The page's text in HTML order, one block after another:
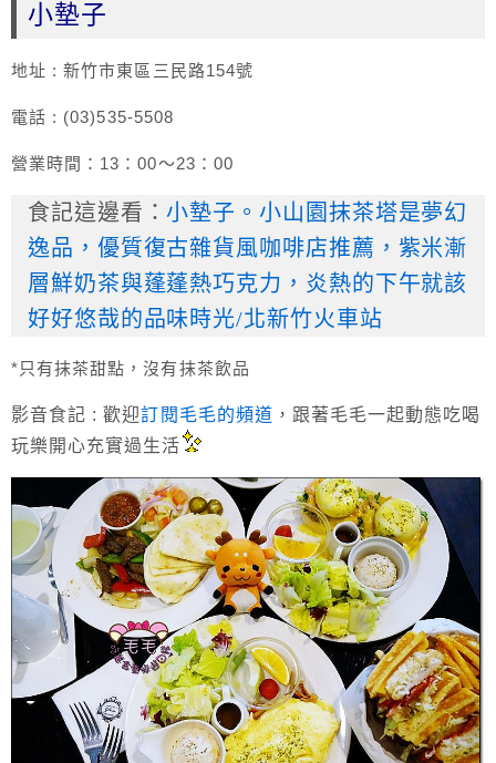
小墊子
地址 : 新竹市東區三民路154號
電話 : (03)535-5508
營業時間：13：00～23：00
食記這邊看：小墊子。小山園抹茶塔是夢幻
逸品，優質復古雜貨風咖啡店推薦，紫米漸
層鮮奶茶與蓬蓬熱巧克力，炎熱的下午就該
好好悠哉的品味時光/北新竹火車站
*只有抹茶甜點，沒有抹茶飲品
影音食記 :歡迎訂閱毛毛的頻道 ，跟著毛毛一起動態吃喝
玩樂開心充實過生活